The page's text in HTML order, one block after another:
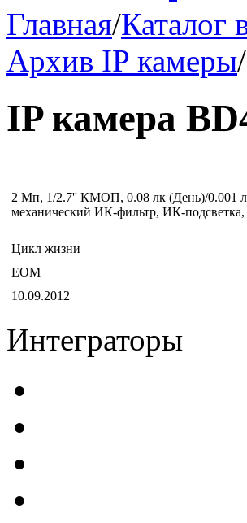
Главная/Каталог
Архив IP камеры/
IP камера
2 Мп, 1/2.7'' КМОП, 0.08 лк (День)/0.001
механический ИК-фильтр, ИК-подсветка,
Цикл жизни
EOM
10.09.2012
Интеграторы